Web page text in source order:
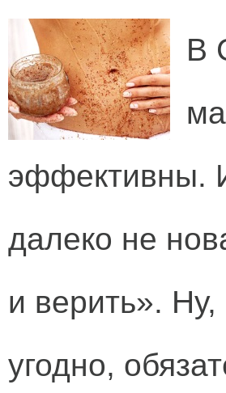
В
эффективны.
далеко не
и верить».
угодно,